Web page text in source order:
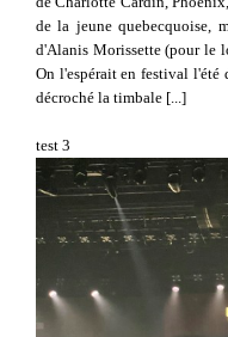
de la jeune quebecquoise,
d'Alanis Morissette (pour le
On l'espérait en festival l'été
décroché la timbale [...]
test 3